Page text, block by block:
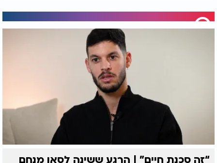
“זה סכנת חיים” | הרגע ששינה לסאן מנחם